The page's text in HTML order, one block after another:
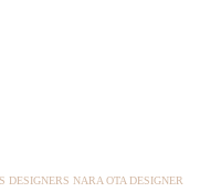
DESIGNERS NARA OTA DESIGNER